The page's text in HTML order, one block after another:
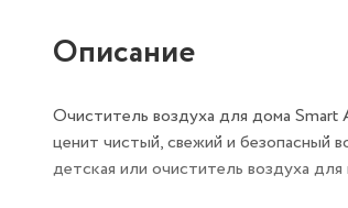
Описание
Очиститель воздуха для дома
ценит чистый, свежий и безопасный
детская или очиститель воздуха